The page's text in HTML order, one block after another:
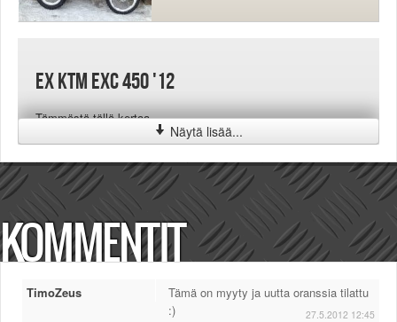
Näytä lisää...
Ex KTM EXC 450 '12
Tämmöstä tällä kertaa
KOMMENTIT
TimoZeus
Tämä on myyty ja uutta oranssia tilattu
:)
27.5.2012 12:45